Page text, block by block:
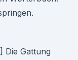
Die Gattung